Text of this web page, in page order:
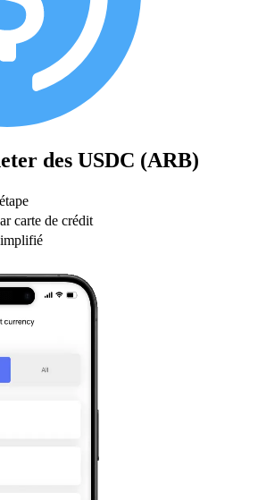
des USDC (ARB)
carte de crédit